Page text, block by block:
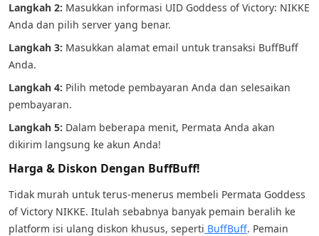
Langkah 2: Masukkan informasi UID Goddess of Victory: NIKKE
Anda dan pilih server yang benar.
Langkah 3: Masukkan alamat email untuk transaksi BuffBuff
Anda.
Langkah 4: Pilih metode pembayaran Anda dan selesaikan
pembayaran.
Langkah 5: Dalam beberapa menit, Permata Anda akan
dikirim langsung ke akun Anda!
Harga & Diskon Dengan BuffBuff!
Tidak murah untuk terus-menerus membeli Permata Goddess
of Victory NIKKE. Itulah sebabnya banyak pemain beralih ke
platform isi ulang diskon khusus, seperti BuffBuff. Pemain